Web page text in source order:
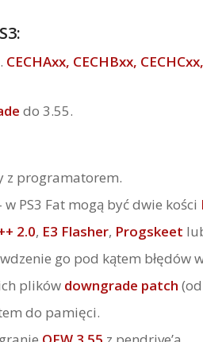
CECHAxx, CECHBxx,
do 3.55.
z programatorem.
w PS3 Fat mogą być dwie kości
2.0, E3 Flasher, Progskeet
go pod kątem błędów
plików downgrade patch
do pamięci.